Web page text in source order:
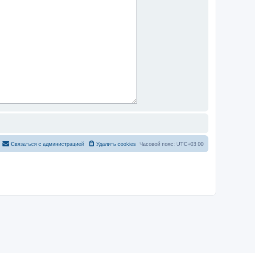
Часовой пояс: UTC+03:00
Удалить cookies
Связаться с администрацией